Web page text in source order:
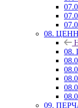
08.
09.